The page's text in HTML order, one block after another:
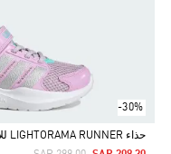
-30%
حذاء LIGHTORAMA RUNNER للأطفال